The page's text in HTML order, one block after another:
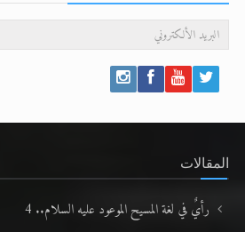
المقالات
رأيٌ في لغة المسيح الموعود عليه السلام.. 4